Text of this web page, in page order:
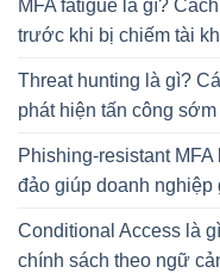
MFA fatigue là gì?
trước khi bị chiếm tài
Threat hunting là gì?
phát hiện tấn công sớm
Phishing-resistant
đảo giúp doanh nghiệp
Conditional Access là
chính sách theo ngữ